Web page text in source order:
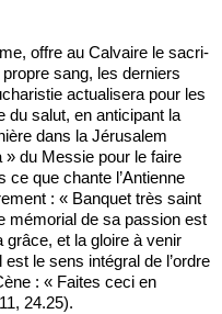
offre au Calvaire le sacri­
sang, les derniers
actualisera pour les
du salut, en anticipant la
dans la Jérusalem
du Messie pour le faire
ce que chante l’Antienne
: « Banquet très saint
mémorial de sa passion est
et la gloire à venir
le sens intégral de l’ordre
: « Faites ceci en
24.25).